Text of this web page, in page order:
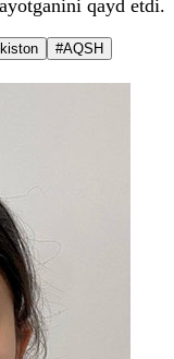
qayd etdi.
#AQSH